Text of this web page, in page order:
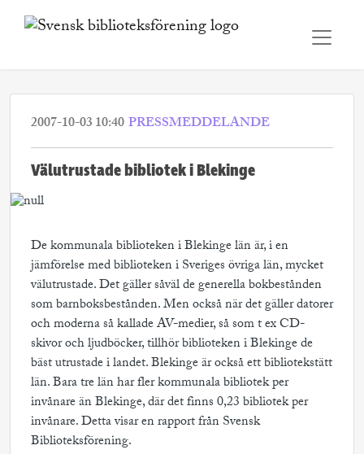
2007-10-03 10:40PRESSMEDDELANDE
Välutrustade bibliotek i Blekinge
De kommunala biblioteken i Blekinge län är, i en
jämförelse med biblioteken i Sveriges övriga län, mycket
välutrustade. Det gäller såväl de generella bokbestånden
som barnboksbestånden. Men också när det gäller datorer
och moderna så kallade AV-medier, så som t ex CD-
skivor och ljudböcker, tillhör biblioteken i Blekinge de
bäst utrustade i landet. Blekinge är också ett bibliotekstätt
län. Bara tre län har fler kommunala bibliotek per
invånare än Blekinge, där det finns 0,23 bibliotek per
invånare. Detta visar en rapport från Svensk
Biblioteksförening.